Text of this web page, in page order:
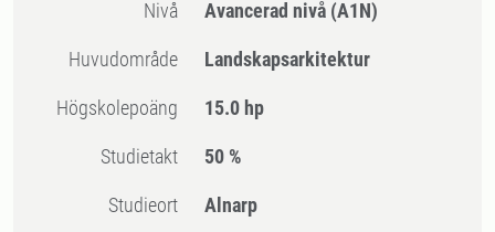
Nivå Avancerad nivå (A1N)
Huvudområde Landskapsarkitektur
högskolepoäng 15.0 hp
Studietakt 50 %
Studieort Alnarp